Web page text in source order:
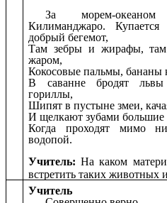
За морем-
Килиманджаро.
добрый бегемот,
Там зебры и жирафы,
жаром,
Кокосовые пальмы, бананы
В саванне бродят
гориллы,
Шипят в пустыне змеи,
И щелкают зубами большие
Когда проходят мимо
водопой.
Учитель: На каком
встретить таких животных
Учитель